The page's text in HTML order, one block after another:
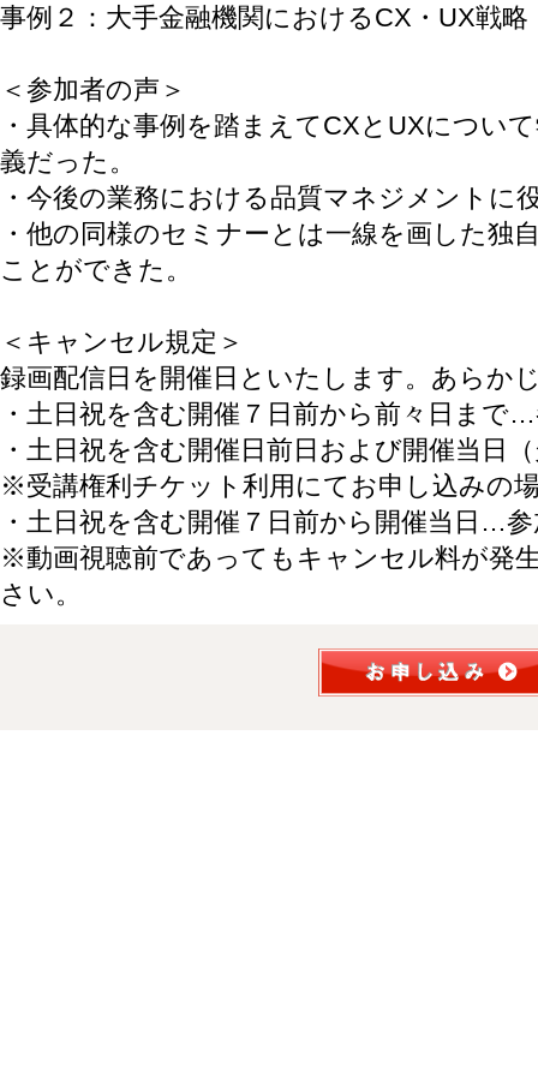
事例２：大手金融機関におけるCX・UX戦略
＜参加者の声＞
・具体的な事例を踏まえてCXとUXについ
義だった。
・今後の業務における品質マネジメントに
・他の同様のセミナーとは一線を画した独
ことができた。
＜キャンセル規定＞
録画配信日を開催日といたします。あらか
・土日祝を含む開催７日前から前々日まで
・土日祝を含む開催日前日および開催当日
※受講権利チケット利用にてお申し込みの
・土日祝を含む開催７日前から開催当日…
※動画視聴前であってもキャンセル料が発
さい。